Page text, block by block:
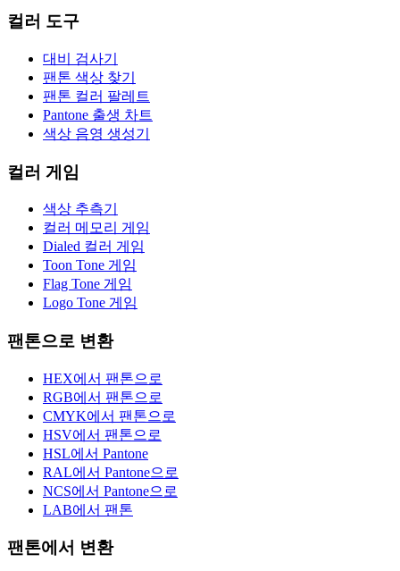
컬러 도구
대비 검사기
팬톤 색상 찾기
팬톤 컬러 팔레트
Pantone 출생 차트
색상 음영 생성기
컬러 게임
색상 추측기
컬러 메모리 게임
Dialed 컬러 게임
Toon Tone 게임
Flag Tone 게임
Logo Tone 게임
팬톤으로 변환
HEX에서 팬톤으로
RGB에서 팬톤으로
CMYK에서 팬톤으로
HSV에서 팬톤으로
HSL에서 Pantone
RAL에서 Pantone으로
NCS에서 Pantone으로
LAB에서 팬톤
팬톤에서 변환